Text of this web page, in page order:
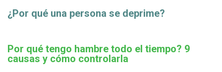
¿Por qué una persona se deprime?
Por qué tengo hambre todo el tiempo? 9
causas y cómo controlarla